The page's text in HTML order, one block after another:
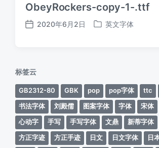
ObeyRockers-copy-1-.ttf
发
2020年6月2日
发
英文字体
标签云
GB2312-80 GBK pop pop字体 ttc
书法字体
刘殿儒 图案字体 字体 宋体
心动字
手写 手写字体 文鼎 新蒂字体
方正字迹
方正手迹 日文 日文字体 日